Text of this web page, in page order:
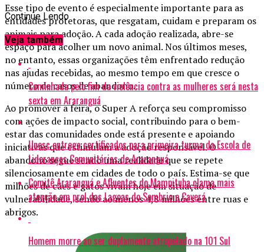
Esse tipo de evento é especialmente importante para as
entidades protetoras, que resgatam, cuidam e preparam os
animais para adoção. A cada adoção realizada, abre-se
espaço para acolher um novo animal. Nos últimos meses,
no entanto, essas organizações têm enfrentado redução
nas ajudas recebidas, ao mesmo tempo em que cresce o
número de casos de abandono.
Ao promover a feira, o Super A reforça seu compromisso
com ações de impacto social, contribuindo para o bem-
estar das comunidades onde está presente e apoiando
iniciativas que estimulam a adoção responsável. O
abandono segue sendo uma realidade que se repete
silenciosamente em cidades de todo o país. Estima-se que
milhões de cães e gatos vivam hoje em situação de
vulnerabilidade, sendo ao menos 4,8 milhões entre ruas e
abrigos.
Continue Lendo
Veja também
Caminhada pelo fim da violência contra as mulheres será nesta
sexta em Araranguá
Unesc entrega certificados para primeira turma da Escola de
Lideranças Comunitárias de Araranguá
Comitê Araranguá e Afluentes do Mampituba clama mais
atenção em prol das Lagoas do Sombrio e Caverá
Homem morre ao ser duplamente atropelado na 101 Sul